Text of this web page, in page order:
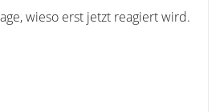
wieso erst jetzt reagiert wird.